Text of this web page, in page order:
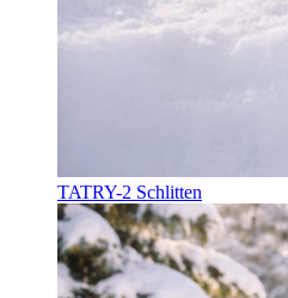
TATRY-2 Schlitten